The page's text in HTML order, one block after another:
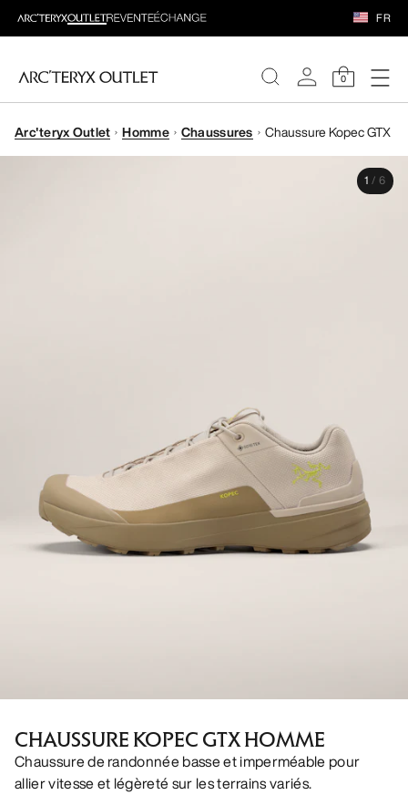
FR
0
FEMME
Arc'teryx Outlet Homme Chaussures Chaussure Kopec GTX
1 / 6
CHAUSSURE KOPEC GTX HOMME
Chaussure de randonnée basse et imperméable pour
allier vitesse et légèreté sur les terrains variés.